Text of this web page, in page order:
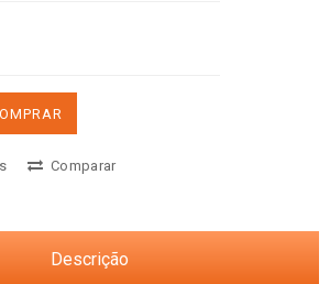
Comparar
Descrição